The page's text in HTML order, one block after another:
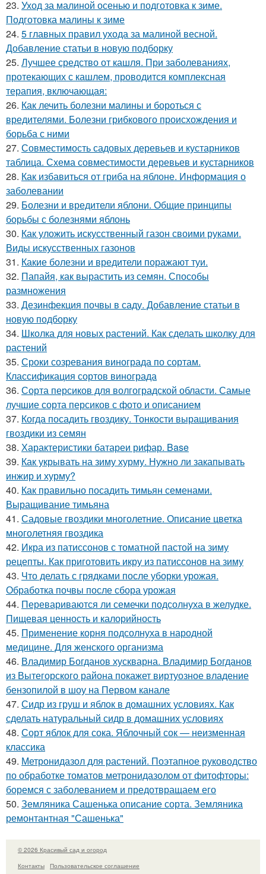
23. Уход за малиной осенью и подготовка к зиме.
Подготовка малины к зиме
24. 5 главных правил ухода за малиной весной.
Добавление статьи в новую подборку
25. Лучшее средство от кашля. При заболеваниях,
протекающих с кашлем, проводится комплексная
терапия, включающая:
26. Как лечить болезни малины и бороться с
вредителями. Болезни грибкового происхождения и
борьба с ними
27. Совместимость садовых деревьев и кустарников
таблица. Схема совместимости деревьев и кустарников
28. Как избавиться от гриба на яблоне. Информация о
заболевании
29. Болезни и вредители яблони. Общие принципы
борьбы с болезнями яблонь
30. Как уложить искусственный газон своими руками.
Виды искусственных газонов
31. Какие болезни и вредители поражают туи.
32. Папайя, как вырастить из семян. Способы
размножения
33. Дезинфекция почвы в саду. Добавление статьи в
новую подборку
34. Школка для новых растений. Как сделать школку для
растений
35. Сроки созревания винограда по сортам.
Классификация сортов винограда
36. Сорта персиков для волгоградской области. Самые
лучшие сорта персиков с фото и описанием
37. Когда посадить гвоздику. Тонкости выращивания
гвоздики из семян
38. Характеристики батареи рифар. Base
39. Как укрывать на зиму хурму. Нужно ли закапывать
инжир и хурму?
40. Как правильно посадить тимьян семенами.
Выращивание тимьяна
41. Садовые гвоздики многолетние. Описание цветка
многолетняя гвоздика
42. Икра из патиссонов с томатной пастой на зиму
рецепты. Как приготовить икру из патиссонов на зиму
43. Что делать с грядками после уборки урожая.
Обработка почвы после сбора урожая
44. Перевариваются ли семечки подсолнуха в желудке.
Пищевая ценность и калорийность
45. Применение корня подсолнуха в народной
медицине. Для женского организма
46. Владимир Богданов хускварна. Владимир Богданов
из Вытегорского района покажет виртуозное владение
бензопилой в шоу на Первом канале
47. Сидр из груш и яблок в домашних условиях. Как
сделать натуральный сидр в домашних условиях
48. Сорт яблок для сока. Яблочный сок — неизменная
классика
49. Метронидазол для растений. Поэтапное руководство
по обработке томатов метронидазолом от фитофторы:
боремся с заболеванием и предотвращаем его
50. Земляника Сашенька описание сорта. Земляника
ремонтантная "Сашенька"
© 2026 Красивый сад и огород
Контакты
Пользовательское соглашение